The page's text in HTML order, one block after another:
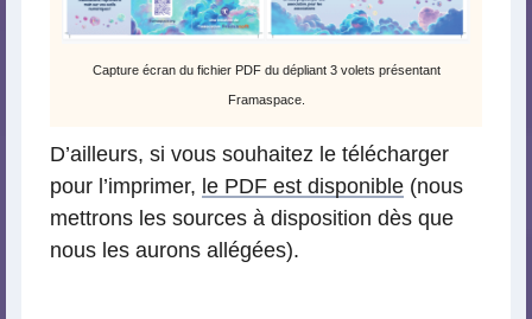
Capture écran du fichier PDF du dépliant 3 volets présentant
Framaspace.
D’ailleurs, si vous souhaitez le télécharger
pour l’imprimer, le PDF est disponible (nous
mettrons les sources à disposition dès que
nous les aurons allégées).